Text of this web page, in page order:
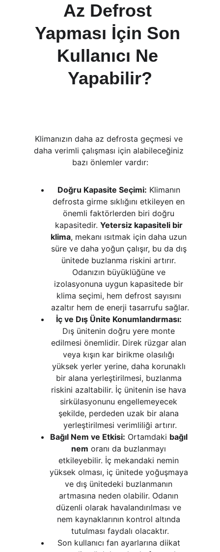
Az Defrost
Yapması İçin Son
Kullanıcı Ne
Yapabilir?
Klimanızın daha az defrosta geçmesi ve
daha verimli çalışması için alabileceğiniz
bazı önlemler vardır:
Doğru Kapasite Seçimi: Klimanın
defrosta girme sıklığını etkileyen en
önemli faktörlerden biri doğru
kapasitedir. Yetersiz kapasiteli bir
klima, mekanı ısıtmak için daha uzun
süre ve daha yoğun çalışır, bu da dış
ünitede buzlanma riskini artırır.
Odanızın büyüklüğüne ve
izolasyonuna uygun kapasitede bir
klima seçimi, hem defrost sayısını
azaltır hem de enerji tasarrufu sağlar.
İç ve Dış Ünite Konumlandırması:
Dış ünitenin doğru yere monte
edilmesi önemlidir. Direk rüzgar alan
veya kışın kar birikme olasılığı
yüksek yerler yerine, daha korunaklı
bir alana yerleştirilmesi, buzlanma
riskini azaltabilir. İç ünitenin ise hava
sirkülasyonunu engellemeyecek
şekilde, perdeden uzak bir alana
yerleştirilmesi verimliliği artırır.
Bağıl Nem ve Etkisi: Ortamdaki bağıl
nem oranı da buzlanmayı
etkileyebilir. İç mekandaki nemin
yüksek olması, iç ünitede yoğuşmaya
ve dış ünitedeki buzlanmanın
artmasına neden olabilir. Odanın
düzenli olarak havalandırılması ve
nem kaynaklarının kontrol altında
tutulması faydalı olacaktır.
Son kullanıcı fan ayarlarına diikat